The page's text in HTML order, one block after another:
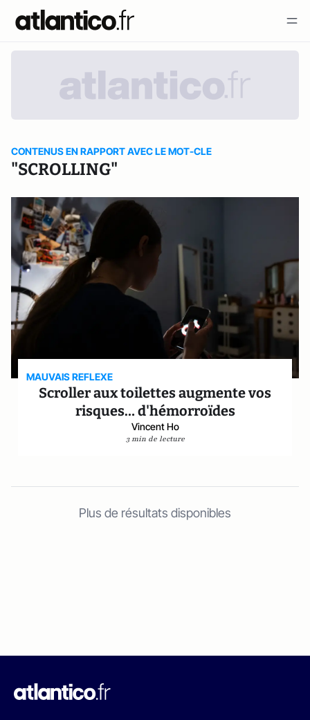
CONTENUS EN RAPPORT AVEC LE MOT-CLE
"SCROLLING"
MAUVAIS REFLEXE
Scroller aux toilettes augmente vos
risques… d'hémorroïdes
Vincent Ho
3 min de lecture
Plus de résultats disponibles